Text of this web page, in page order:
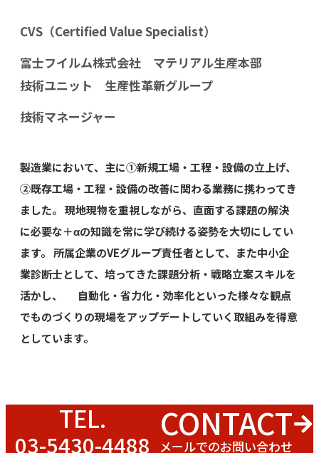
CVS（Certified Value Specialist）
富士フイルム株式会社 マテリアル生産本部
技術ユニット 生産性革新グループ
技術マネージャー
製造業において、主に①新規工場・工程・設備の立上げ、
②既存工場・工程・設備の改善に関わる業務に携わってき
ました。 現地現物を重視しながら、直面する課題の解決
に必要な＋αの知識を常に学び続ける姿勢を大切にしてい
ます。 所属企業のVEグループ責任者として、また中小企
業診断士として、培ってきた課題分析・戦略立案スキルを
活かし、 自動化・省力化・効率化といった様々な観点
でものづくりの現場をアップデートしていく取組みを得意
としています。
TEL.
03-5430-4488
CONTACT
メールでのお問い合わせ